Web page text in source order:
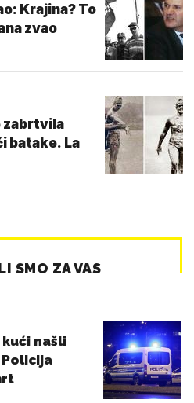
Krajina? To
zvao
zabrtvila
batake. La